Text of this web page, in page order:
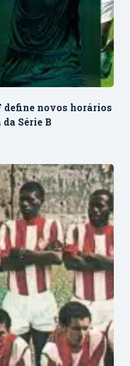
define novos horários
Série B